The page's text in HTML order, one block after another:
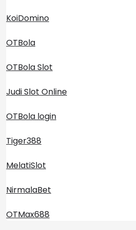
KoiDomino
OTBola
OTBola Slot
Judi Slot Online
OTBola login
Tiger388
MelatiSlot
NirmalaBet
OTMax688